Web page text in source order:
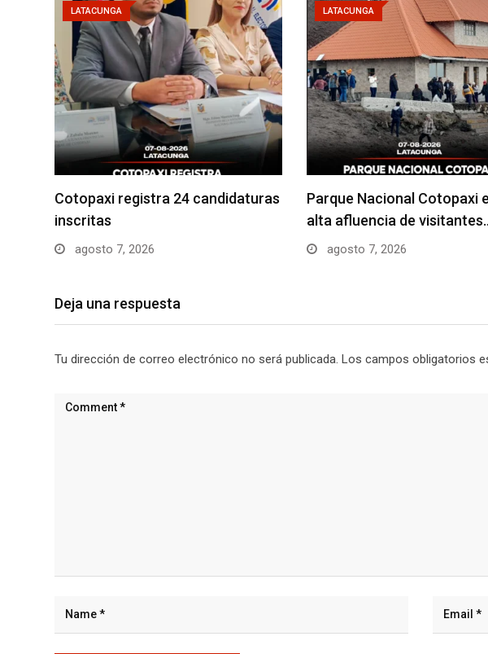
LATACUNGA
Cotopaxi registra 24 candidaturas
inscritas
agosto 7, 2026
LATACUNGA
Parque Nacional Cotopaxi
alta afluencia de
agosto 7, 2026
Deja una respuesta
Tu dirección de correo electrónico no será publicada. Los campos obligatorios